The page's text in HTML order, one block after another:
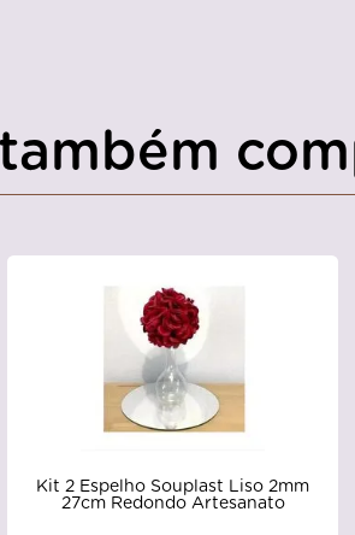
Kit 2 Espelho Souplast Liso 2mm
27cm Redondo Artesanato